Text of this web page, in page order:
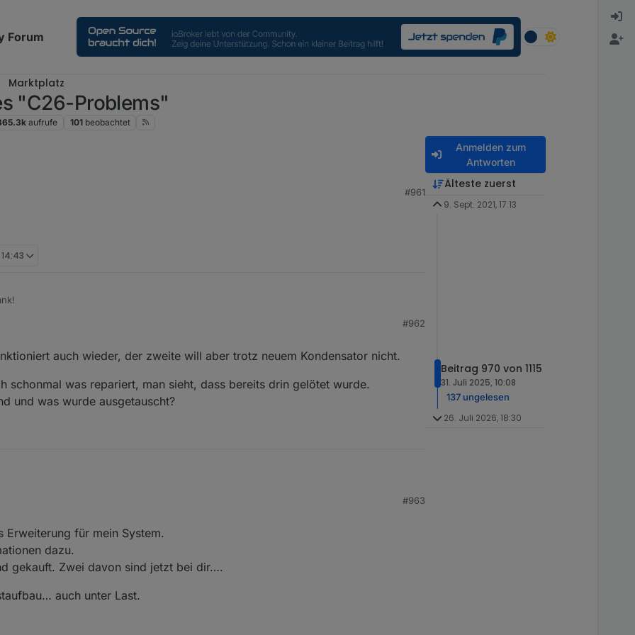
Forum
Marktplatz
"C26-Problems"
aufrufe 101 beobachtet
Inspektion bzw REparatur? Der Dimmer ist nicht so wichtig, die anderen schon.
#961
#962
auch wieder, der zweite will aber trotz neuem Kondensator nicht.
schonmal was repariert, man sieht, dass bereits drin gelötet wurde.
und was wurde ausgetauscht?
schonmal was repariert, man sieht, dass bereits drin gelötet wurde.
#963
für mein System.
dazu.
gekauft. Zwei davon sind jetzt bei dir….
auch unter Last.
Anmelden zum
Antworten
Älteste zuerst
9. Sept. 2021, 17:13
Beitrag 970 von 1115
31. Juli 2025, 10:08
137 ungelesen
26. Juli 2026, 18:30